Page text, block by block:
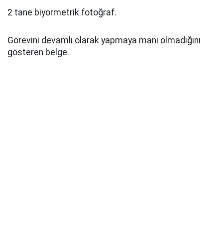
2 tane biyormetrik fotoğraf.
Görevini devamlı olarak yapmaya mani olmadığını
gösteren belge.